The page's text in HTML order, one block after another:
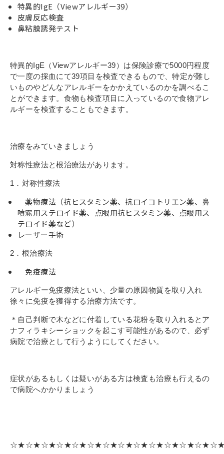
特異的IgE（Viewアレルギー39）
皮膚反応検査
鼻粘膜誘発テスト
特異的IgE（Viewアレルギー39）は保険診療で5000円程度
で一度の採血にて39項目を検査できるもので、特定が難し
いものやどんなアレルギーをかかえているのかを調べるこ
とができます。食物も検査項目に入っているので食物アレ
ルギーを検査することもできます。
治療をみていきましょう
対称性療法と根治療法があります。
1．対称性療法
薬物療法（抗ヒスタミン薬、抗ロイコトリエン薬、鼻
噴霧用ステロイド薬、点眼用抗ヒスタミン薬、点眼用ス
テロイド薬など）
レーザー手術
2．根治療法
免疫療法
アレルギー免疫療法といい、少量の原因物質を取り入れ
徐々に免疫を獲得する治療方法です。
＊自己判断で木などに付着している花粉を取り入れるとア
ナフィラキシーショックを起こす可能性があるので、必ず
病院で治療として行うようにしてください。
症状があるもしくは疑いがある方は検査も治療も行えるの
で病院へかかりましょう